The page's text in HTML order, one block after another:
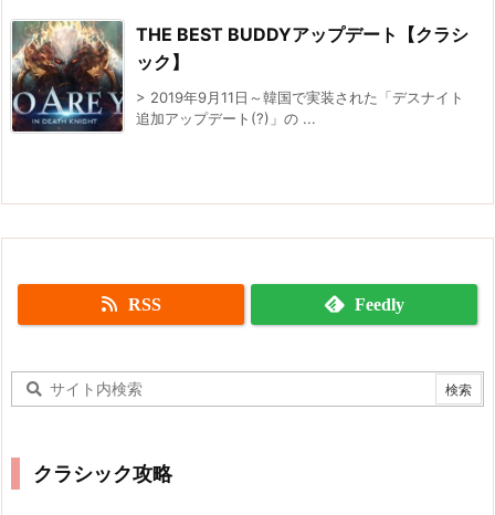
THE BEST BUDDYアップデート【クラシ
ック】
> 2019年9月11日～韓国で実装された「デスナイト
追加アップデート(?)」の ...
RSS Feedly
クラシック攻略